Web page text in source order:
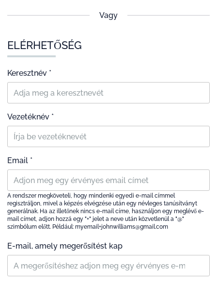
Vagy
ELÉRHETŐSÉG
Keresztnév *
Vezetéknév *
Email *
A rendszer megköveteli, hogy mindenki egyedi e-mail címmel
regisztráljon, mivel a képzés elvégzése után egy névleges tanúsítványt
generálnak. Ha az illetőnek nincs e-mail címe, használjon egy meglévő e-
mail címet, adjon hozzá egy "+" jelet a neve után közvetlenül a "@"
szimbólum előtt. Például: myemail+johnwilliams@gmail.com
E-mail, amely megerősítést kap